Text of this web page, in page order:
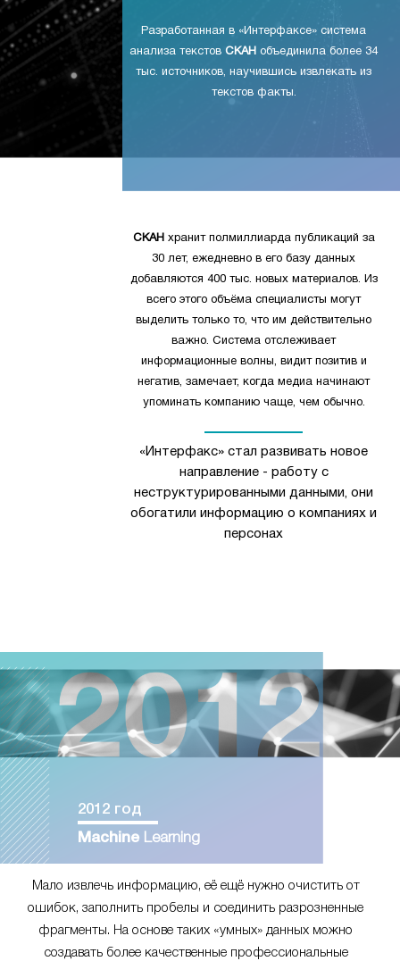
Разработанная в «Интерфаксе» система
анализа текстов СКАН объединила более 34
тыс. источников, научившись извлекать из
текстов факты.
СКАН хранит полмиллиарда публикаций за
30 лет, ежедневно в его базу данных
добавляются 400 тыс. новых материалов. Из
всего этого объёма специалисты могут
выделить только то, что им действительно
важно. Система отслеживает
информационные волны, видит позитив и
негатив, замечает, когда медиа начинают
упоминать компанию чаще, чем обычно.
«Интерфакс» стал развивать новое
направление - работу с
неструктурированными данными, они
обогатили информацию о компаниях и
персонах
2012 год
Machine Learning
Мало извлечь информацию, её ещё нужно очистить от
ошибок, заполнить пробелы и соединить разрозненные
фрагменты. На основе таких «умных» данных можно
создавать более качественные профессиональные